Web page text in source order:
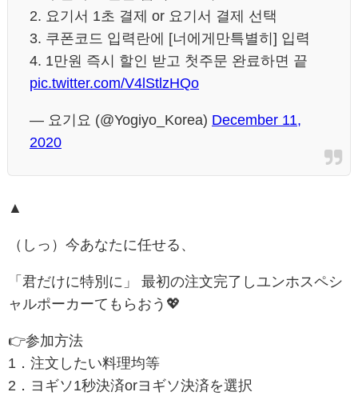
2. 요기서 1초 결제 or 요기서 결제 선택
3. 쿠폰코드 입력란에 [너에게만특별히] 입력
4. 1만원 즉시 할인 받고 첫주문 완료하면 끝
pic.twitter.com/V4lStlzHQo
— 요기요 (@Yogiyo_Korea) December 11,
2020
▲
（しっ）今あなたに任せる、
「君だけに特別に」 最初の注文完了しユンホスペシ
ャルポーカーてもらおう💖
👉参加方法
1．注文したい料理均等
2．ヨギソ1秒決済orヨギソ決済を選択